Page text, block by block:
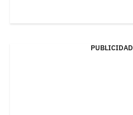
PUBLICIDAD